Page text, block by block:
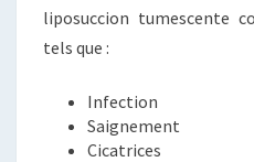
liposuccion tumescente
tels que :
Infection
Saignement
Cicatrices